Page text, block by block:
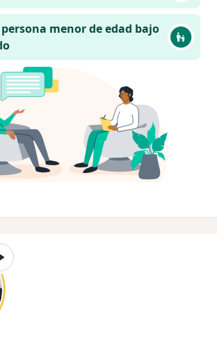
menor de edad bajo